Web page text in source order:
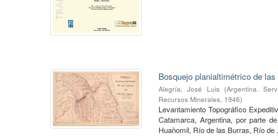
Bosquejo planialtimétrico de
Alegría, José Luis (Argentina.
Recursos Minerales, 1946)
Levantamiento Topográfico
Catamarca, Argentina, por parte
Huañomil, Río de las Burras, Río de